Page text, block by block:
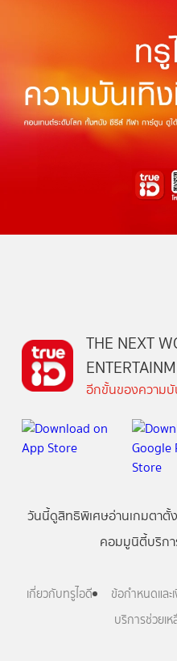
THE NEXT
อีกขั้นของความบั
วันนี้ดูสิทธิพิเศษอ่านเกมตาตั้ง
คอมมูนิตี้บริก
เกี่ยวกับทรูไอดี ข้อกำหนดและ
บริการช่วยเห